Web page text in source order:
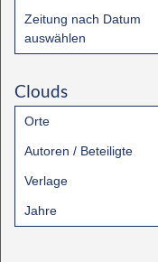
Zeitung nach Datum
auswählen
Clouds
Orte
Autoren / Beteiligte
Verlage
Jahre